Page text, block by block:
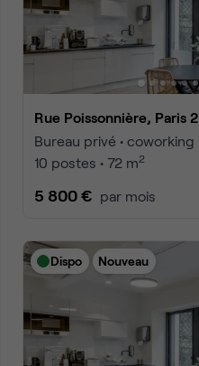
Rue Poissonnière, Paris 2
Bureau privé • coworking
10 postes • 72 m2
5 800 € par mois
Dispo Nouveau